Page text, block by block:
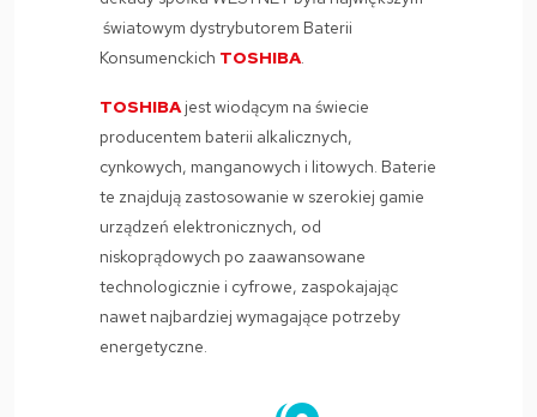
światowym dystrybutorem Baterii
Konsumenckich TOSHIBA.
TOSHIBAjest wiodącym na świecie
producentem baterii alkalicznych,
cynkowych, manganowych i litowych. Baterie
te znajdują zastosowanie w szerokiej gamie
urządzeń elektronicznych, od
niskoprądowych po zaawansowane
technologicznie i cyfrowe, zaspokajając
nawet najbardziej wymagające potrzeby
energetyczne.